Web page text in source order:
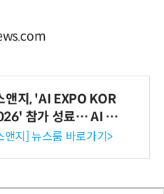
앤지, 'AI EXPO KOR
참가 성료… AI 전
기 아우르는 통합 솔루
앤지] 뉴스룸 바로가기>